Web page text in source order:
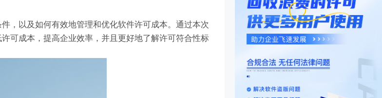
，以及如何有效地管理和优化软件许可成本。通过本次
可成本，提高企业效率，并且更好地了解许可符合性标